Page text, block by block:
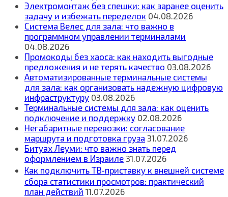
Электромонтаж без спешки: как заранее оценить
задачу и избежать переделок 04.08.2026
Система Велес для зала: что важно в
программном управлении терминалами
04.08.2026
Промокоды без хаоса: как находить выгодные
предложения и не терять качество 03.08.2026
Автоматизированные терминальные системы
для зала: как организовать надежную цифровую
инфраструктуру 03.08.2026
Терминальные системы для зала: как оценить
подключение и поддержку 02.08.2026
Негабаритные перевозки: согласование
маршрута и подготовка груза 31.07.2026
Битуах Леуми: что важно знать перед
оформлением в Израиле 31.07.2026
Как подключить ТВ‑приставку к внешней системе
сбора статистики просмотров: практический
план действий 11.07.2026